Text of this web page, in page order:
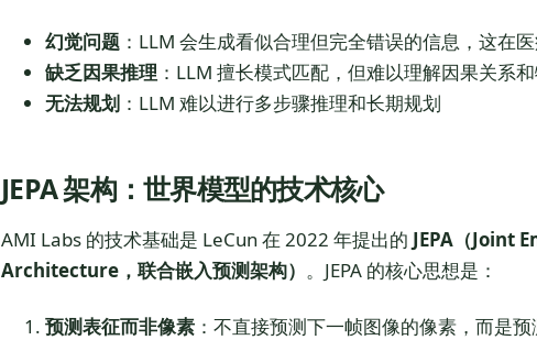
幻觉问题 ：LLM 会生成看似合理但完全错误的信息，这在
缺乏因果推理 ：LLM 擅长模式匹配，但难以理解因果关系
无法规划 ：LLM 难以进行多步骤推理和长期规划
JEPA 架构：世界模型的技术核心
AMI Labs 的技术基础是 LeCun 在 2022 年提出的 JEPA（Joint
Architecture，联合嵌入预测架构） 。JEPA 的核心思想是：
预测表征而非像素 ：不直接预测下一帧图像的像素，而是